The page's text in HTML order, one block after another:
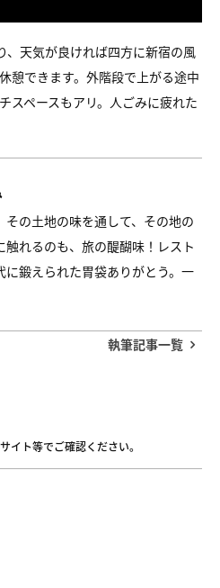
、天気が良ければ四方に新宿の風
憩できます。外階段で上がる途中
スペースもアリ。人ごみに疲れた
その土地の味を通して、その地の
触れるのも、旅の醍醐味！レスト
に鍛えられた胃袋ありがとう。一
執筆記事一覧
イト等でご確認ください。